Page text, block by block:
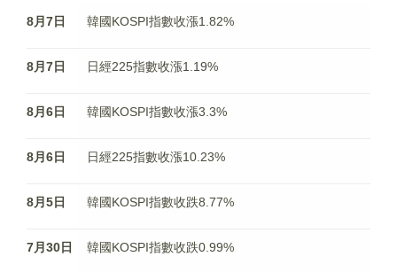
8月7日 韓國KOSPI指數收漲1.82%
8月7日 日經225指數收漲1.19%
8月6日 韓國KOSPI指數收漲3.3%
8月6日 日經225指數收漲10.23%
8月5日 韓國KOSPI指數收跌8.77%
7月30日 韓國KOSPI指數收跌0.99%